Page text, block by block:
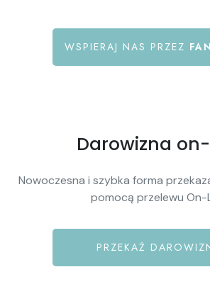
WSPIERAJ NAS PRZEZ
Darowizna
Nowoczesna i szybka forma
pomocą przelewu On-
PRZEKAŻ